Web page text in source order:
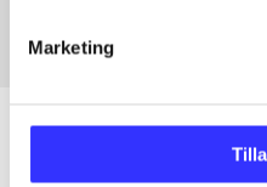
Marketing